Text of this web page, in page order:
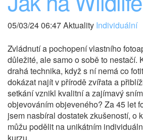
05/03/24 06:47 Aktuality Individuální
Zvládnutí a pochopení vlastního
důležité, ale samo o sobě to nestačí.
drahá technika, když s ní nemá co
dokázat najít v přírodě zvířata a
setkání vznikl kvalitní a zajímavý
objevováním objeveného? Za 45 let
jsem nasbíral dostatek zkušeností, o
můžu podělit na unikátním